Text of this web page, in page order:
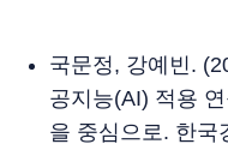
국문정, 강예빈.
공지능(AI) 적용
을 중심으로. 한국